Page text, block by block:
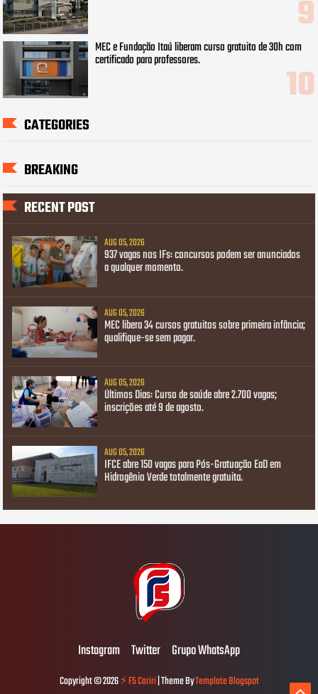
MEC e Fundação Itaú liberam curso gratuito de 30h com
certificado para professores.
CATEGORIES
BREAKING
RECENT POST
AUG 05, 2026
937 vagas nos IFs: concursos podem ser anunciados
a qualquer momento.
AUG 05, 2026
MEC libera 34 cursos gratuitos sobre primeira infância;
qualifique-se sem pagar.
AUG 05, 2026
Últimos Dias: Curso de saúde abre 2.700 vagas;
inscrições até 9 de agosto.
AUG 05, 2026
IFCE abre 150 vagas para Pós-Gratuação EaD em
Hidrogênio Verde totalmente gratuita.
Instagram Twitter Grupo WhatsApp
Copyright ©2026⚡ F5 Cariri| Theme ByTemplate Blogspot